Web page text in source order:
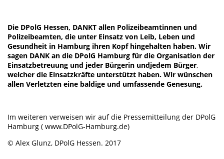
Die DPolG Hessen, DANKT allen Polizeibeamtinnen und
Polizeibeamten, die unter Einsatz von Leib, Leben und
Gesundheit in Hamburg ihren Kopf hingehalten haben. Wir
sagen DANK an die DPolG Hamburg für die Organisation der
Einsatzbetreuung und jeder Bürgerin undjedem Bürger,
welcher die Einsatzkräfte unterstützt haben. Wir wünschen
allen Verletzten eine baldige und umfassende Genesung.
Im weiteren verweisen wir auf die Pressemitteilung der DPolG
Hamburg ( www.DPolG-Hamburg.de)
© Alex Glunz, DPolG Hessen. 2017